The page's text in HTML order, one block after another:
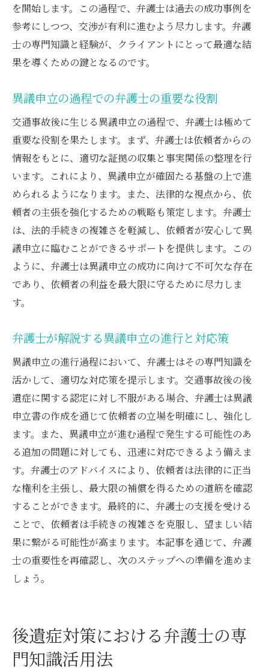
を開始します。この過程で、弁護士は過去の成功事例を
参考にしつつ、交渉が有利に進むよう尽力します。弁護
士の専門知識と経験が、クライアントにとって最適な結
果を導くための鍵となるのです。
異議申立の過程での弁護士の重要な役割
交通事故後に生じる異議申立の過程で、弁護士は極めて
重要な役割を果たします。まず、弁護士は依頼者からの
情報をもとに、適切な証拠の収集と事実関係の整理を行
います。これにより、異議申立が確固たる基盤の上で進
められるようになります。また、法律的な視点から、依
頼者の主張を強化するための戦略も策定します。弁護士
は、法的手続きの複雑さを軽減し、依頼者が安心して異
議申立に臨むことができるサポートを提供します。この
ように、弁護士は異議申立の成功に向けて不可欠な存在
であり、依頼者の利益を最大限に守るために尽力しま
す。
弁護士が解説する異議申立の進行と対応策
異議申立の進行過程において、弁護士はその専門知識を
活かして、適切な対応策を提示します。交通事故後の後
遺症に関する認定に対し不服がある場合、弁護士は異議
申立書の作成を通じて依頼者の立場を明確にし、強化し
ます。また、異議申立が進む過程で発生する可能性のあ
る追加の問題に対しても、迅速に対応できるよう備えま
す。弁護士のアドバイスにより、依頼者は法律的に正当
な権利を主張し、最大限の補償を得るための道筋を確認
することができます。最終的に、弁護士の支援を受ける
ことで、依頼者は手続きの複雑さを克服し、望ましい結
果に繋がる可能性が高まります。本記事を通じて、弁護
士の重要性を再確認し、次のステップへの準備を進めま
しょう。
後遺症対策における弁護士の専
門知識活用法